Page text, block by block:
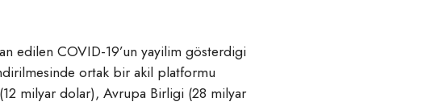
edilen COVID-19’un yayilim gösterdigi
ortak bir akil platformu
milyar dolar), Avrupa Birligi (28 milyar